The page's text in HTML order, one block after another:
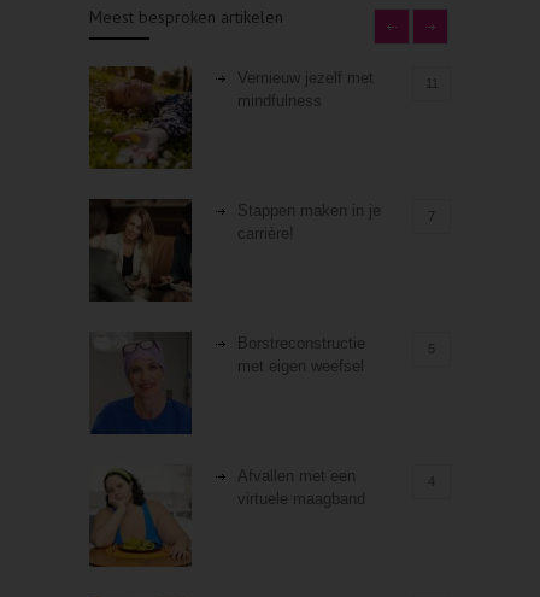
Meest besproken artikelen
Vernieuw jezelf met
mindfulness
Stappen maken in je
carrière!
7
Borstreconstructie
met eigen weefsel
5
Afvallen met een
virtuele maagband
4